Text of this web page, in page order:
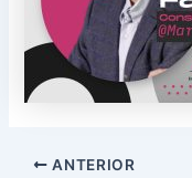
ANTERIOR